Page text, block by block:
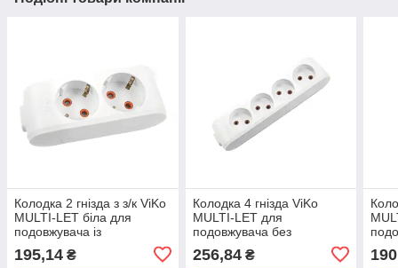
Колодка 2 гнізда з з/к ViKo
MULTI-LET біла для
подовжувача із
заземленням, колодка 2
гнізда 90114200
195,14 ₴
Колодка 4 гнізда ViKo
MULTI-LET для
подовжувача без
гнізда 90112400
256,84₴